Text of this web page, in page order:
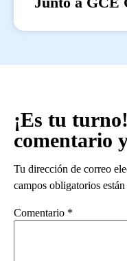
¡Es tu
comentario
Tu dirección de correo
campos obligatorios
Comentario *